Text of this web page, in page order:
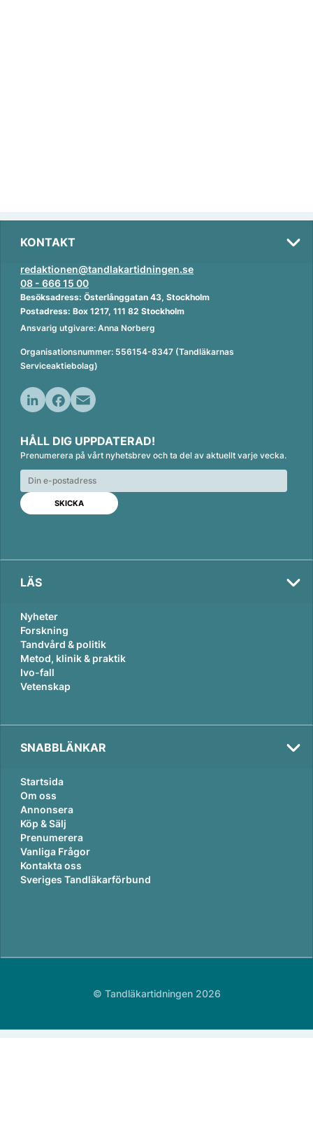
KONTAKT
redaktionen@tandlakartidningen.se
08 - 666 15 00
Besöksadress: Österlånggatan 43, Stockholm
Postadress: Box 1217, 111 82 Stockholm
Ansvarig utgivare: Anna Norberg
Organisationsnummer: 556154-8347 (Tandläkarnas
Serviceaktiebolag)
n
k
e
d
n
c
e
b
o
o
k
a
i
l
HÅLL DIG UPPDATERAD!
Prenumerera på vårt nyhetsbrev och ta del av aktuellt varje vecka.
LÄS
Nyheter
Forskning
Tandvård & politik
Metod, klinik & praktik
Ivo-fall
Vetenskap
SNABBLÄNKAR
Startsida
Om oss
Annonsera
Köp & Sälj
Prenumerera
Vanliga Frågor
Kontakta oss
Sveriges Tandläkarförbund
© Tandläkartidningen 2026